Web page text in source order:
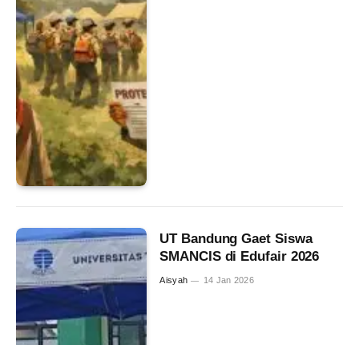
UT Bandung Gaet Siswa
SMANCIS di Edufair 2026
Aisyah 14 Jan 2026